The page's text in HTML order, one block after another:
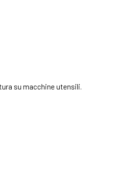
su macchine utensili.